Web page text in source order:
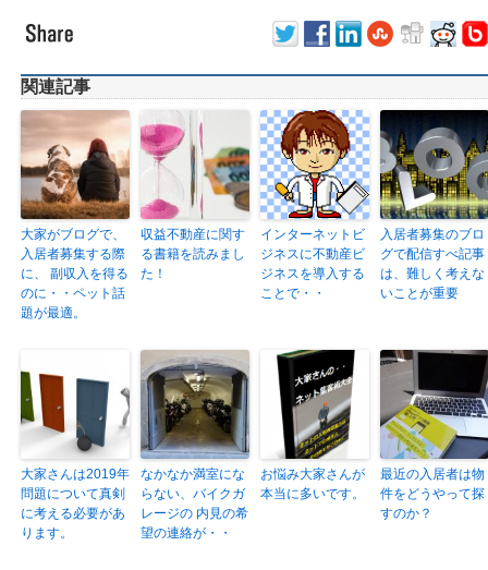
関連記事
大家がブログで、
入居者募集する際
に、 副収入を得る
のに・・ペット話
題が最適。
収益不動産に関す
る書籍を読みまし
た！
インターネットビ
ジネスに不動産ビ
ジネスを導入する
ことで・・
入居者募集のブロ
グで配信すべ記事
は、難しく考えな
いことが重要
大家さんは2019年
問題について真剣
に考える必要があ
ります。
なかなか満室にな
らない、バイクガ
レージの 内見の希
望の連絡が・・
お悩み大家さんが
本当に多いです。
最近の入居者は物
件をどうやって探
すのか？